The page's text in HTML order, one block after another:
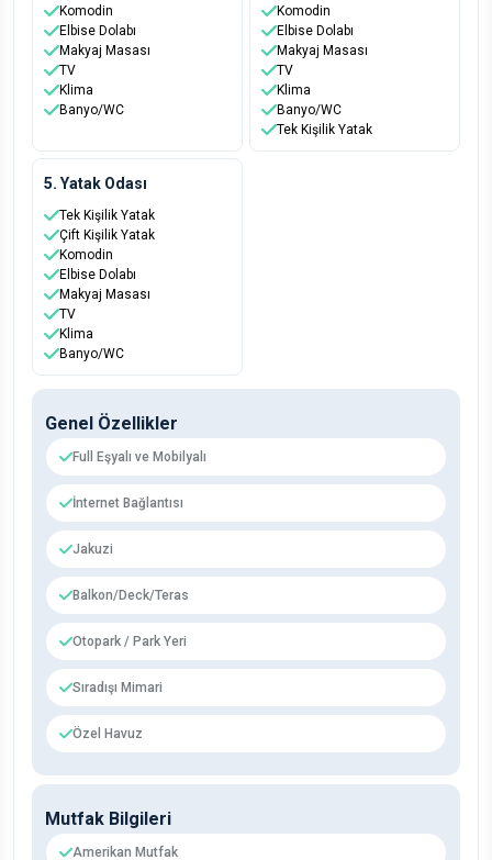
Komodin
Elbise Dolabı
Makyaj Masası
TV
Klima
Banyo/WC
Komodin
Elbise Dolabı
Makyaj Masası
TV
Klima
Banyo/WC
Tek Kişilik Yatak
5. Yatak Odası
Tek Kişilik Yatak
Çift Kişilik Yatak
Komodin
Elbise Dolabı
Makyaj Masası
TV
Klima
Banyo/WC
Genel Özellikler
Full Eşyalı ve Mobilyalı
İnternet Bağlantısı
Jakuzi
Balkon/Deck/Teras
Otopark / Park Yeri
Sıradışı Mimari
Özel Havuz
Mutfak Bilgileri
Amerikan Mutfak